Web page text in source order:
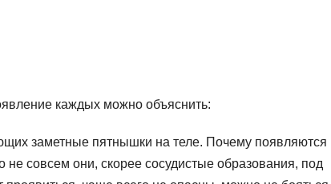
каждых можно объяснить:
заметные пятнышки на теле. Почему появляются
совсем они, скорее сосудистые образования, под